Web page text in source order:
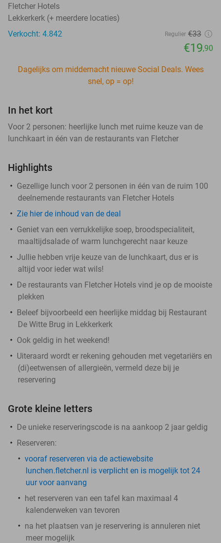
Fletcher Hotels
Lekkerkerk (+ meerdere locaties)
Verkocht: 4.842
Regulier €33
€19,90
Dagelijks om middernacht nieuwe Social Deals. Wees
snel, op = op!
In het kort
Voor 2 personen: heerlijke lunch met ruime keuze van de
lunchkaart in één van de restaurants van Fletcher
Highlights
Gezellige lunch voor 2 personen in één van de ruim 100
deelnemende restaurants van Fletcher Hotels
Zie hier de inhoud van de deal
Geniet van een verrukkelijke soep, broodspecialiteit,
maaltijdsalade of warm lunchgerecht naar keuze
Jullie hebben vrije keuze van de lunchkaart, dus er is
altijd voor ieder wat wils!
De restaurants van Fletcher Hotels vind je op de mooiste
plekken
Beleef bijvoorbeeld een heerlijke middag bij Restaurant
De Witte Brug in Lekkerkerk
Ook geldig in het weekend!
Uiteraard wordt er rekening gehouden met vegetariërs en
(di)eetwensen of allergieën, vermeld deze bij je
reservering
Grote kleine letters
De unieke reserveringscode is na aankoop 2 jaar geldig
Reserveren:
vooraf reserveren via de actiewebsite
lunchen.fletcher.nl is verplicht en is mogelijk tot 24
uur voor aanvang
het reserveren van een tafel kan maximaal 4
kalenderweken van tevoren
na het plaatsen van je reservering is annuleren niet
meer mogelijk